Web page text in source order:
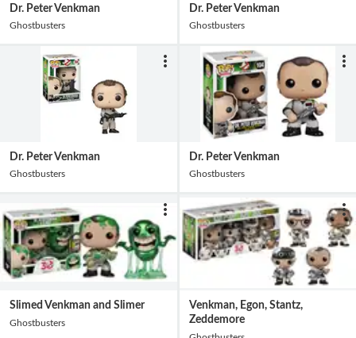
Dr. Peter Venkman
Ghostbusters
Dr. Peter Venkman
Ghostbusters
Dr. Peter Venkman
Ghostbusters
Dr. Peter Venkman
Ghostbusters
Slimed Venkman and Slimer
Ghostbusters
Venkman, Egon, Stantz,
Zeddemore